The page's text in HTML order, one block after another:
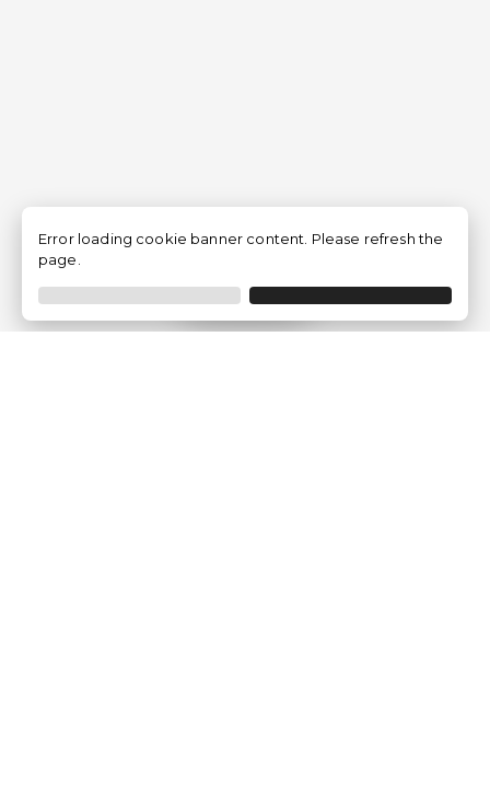
Filtrer
Error loading cookie banner content. Please refresh the
page.